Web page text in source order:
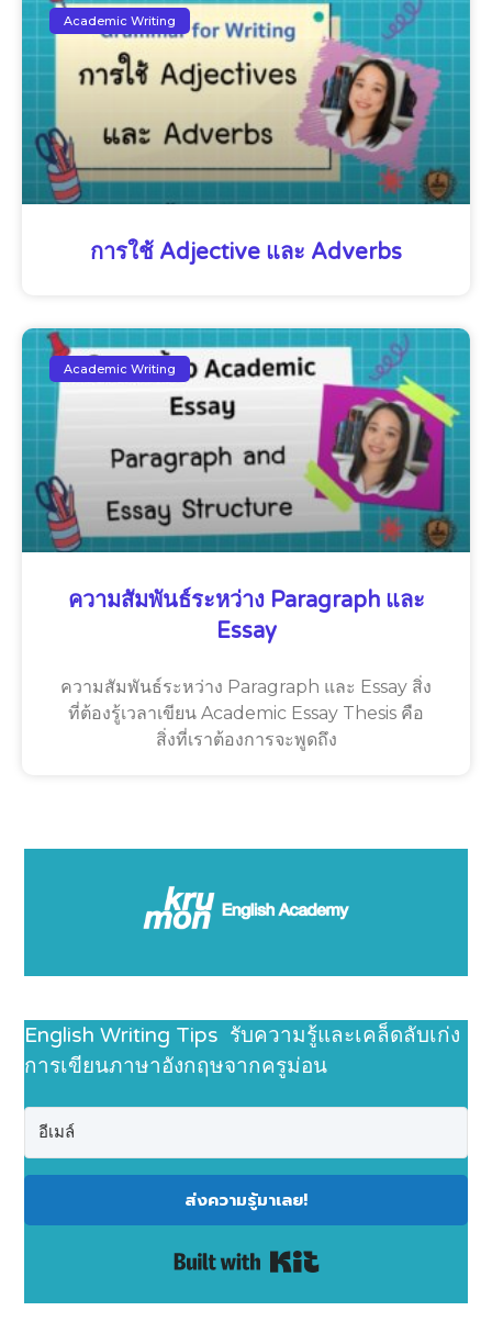
Academic Writing
การใช้ Adjective และ Adverbs
Academic Writing
ความสัมพันธ์ระหว่าง Paragraph และ
Essay
ความสัมพันธ์ระหว่าง Paragraph และ Essay สิ่ง
ที่ต้องรู้เวลาเขียน Academic Essay Thesis คือ
สิ่งที่เราต้องการจะพูดถึง
English Writing Tips รับความรู้และเคล็ดลับเก่ง
การเขียนภาษาอังกฤษจากครูม่อน
ส่งความรู้มาเลย!